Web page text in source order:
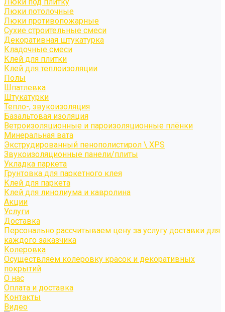
Люки потолочные
Люки противопожарные
Сухие строительные смеси
Декоративная штукатурка
Кладочные смеси
Клей для плитки
Клей для теплоизоляции
Полы
Шпатлевка
Штукатурки
Тепло-, звукоизоляция
Базальтовая изоляция
Ветроизоляционные и пароизоляционные плёнки
Минеральная вата
Экструдированный пенополистирол \ XPS
Звукоизоляционные панели/плиты
Укладка паркета
Грунтовка для паркетного клея
Клей для паркета
Клей для линолиума и кавролина
Акции
Услуги
Доставка
Персонально рассчитываем цену за услугу доставки для
каждого заказчика
Колеровка
Осуществляем колеровку красок и декоративных
покрытий
О нас
Оплата и доставка
Контакты
Видео